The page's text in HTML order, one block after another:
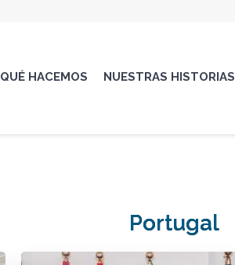
QUÉ HACEMOS NUESTRAS HISTORIAS
Portugal